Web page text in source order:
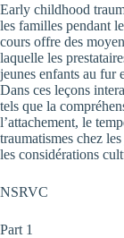
Early childhood
les familles pendant
cours offre des
laquelle les
jeunes enfants au fur
Dans ces leçons
tels que la
l’attachement, le
traumatismes chez
les considérations
NSRVC
Part 1